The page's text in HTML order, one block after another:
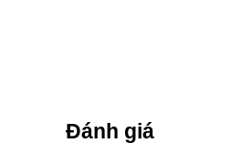
+ Màng lọc thô: lọc
+ Màng lọc than hoạt
Đánh giá